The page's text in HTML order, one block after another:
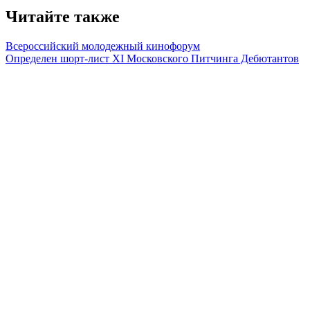
Читайте также
Всероссийский молодежный кинофорум
Определен шорт-лист XI Московского Питчинга Дебютантов